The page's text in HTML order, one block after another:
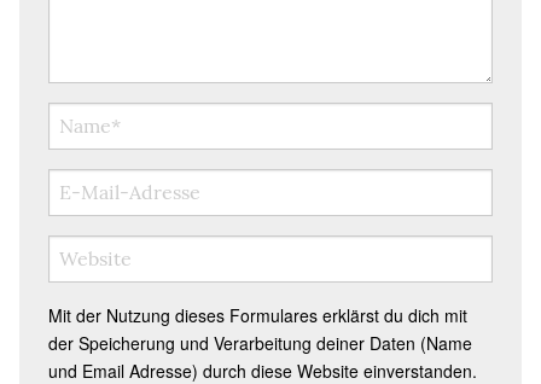
Mit der Nutzung dieses Formulares erklärst du dich mit
der Speicherung und Verarbeitung deiner Daten (Name
und Email Adresse) durch diese Website einverstanden.